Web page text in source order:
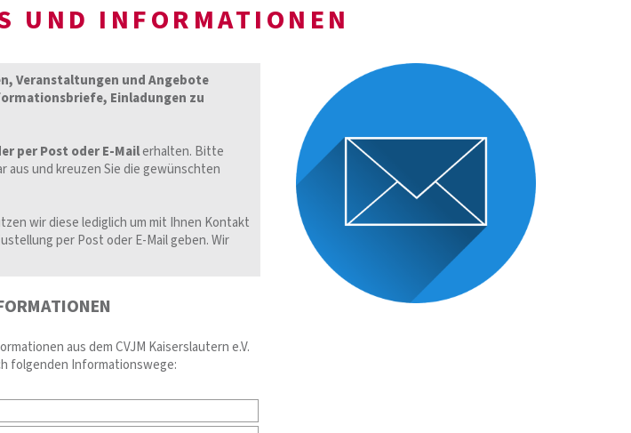
UND INFORMATIONEN
Veranstaltungen und Angebote
Einladungen zu
per Post oder E-Mailerhalten. Bitte
aus und kreuzen Sie die gewünschten
wir diese lediglich um mit Ihnen Kontakt
per Post oder E-Mail geben. Wir
aus dem CVJM Kaiserslautern e.V.
folgenden Informationswege: